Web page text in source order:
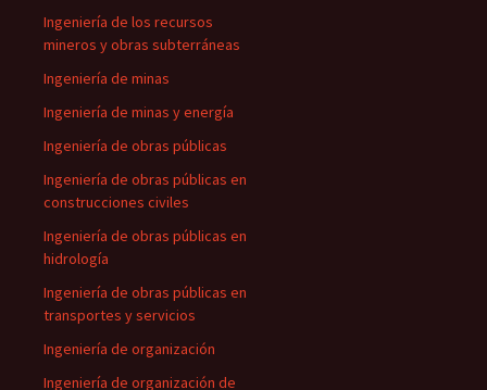
Ingeniería de los recursos
mineros y obras subterráneas
Ingeniería de minas
Ingeniería de minas y energía
Ingeniería de obras públicas
Ingeniería de obras públicas en
construcciones civiles
Ingeniería de obras públicas en
hidrología
Ingeniería de obras públicas en
transportes y servicios
Ingeniería de organización
Ingeniería de organización de